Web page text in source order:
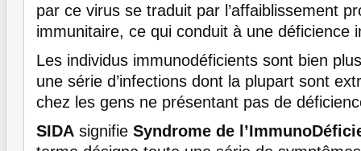
par ce virus se traduit par l’affaiblissement
immunitaire, ce qui conduit à une déficience
Les individus immunodéficients sont bien
une série d’infections dont la plupart sont
chez les gens ne présentant pas de
SIDA signifie Syndrome de